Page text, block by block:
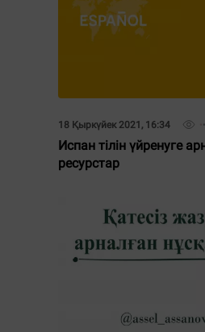
18 Қыркүйек 2021, 16:34
Испан тілін үйренуге
ресурстар